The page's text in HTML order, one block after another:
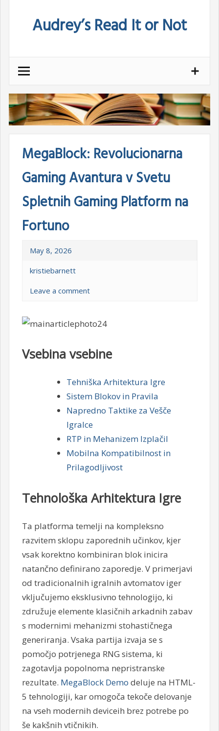
Audrey’s Read It or Not
MegaBlock: Revolucionarna
Gaming Avantura v Svetu
Spletnih Gaming Platform na
Fortuno
May 8, 2026
kristiebarnett
Leave a comment
Vsebina vsebine
Tehniška Arhitektura Igre
Sistem Blokov in Pravila
Napredno Taktike za Vešče
Igralce
RTP in Mehanizem Izplačil
Mobilna Kompatibilnost in
Prilagodljivost
Tehnološka Arhitektura Igre
Ta platforma temelji na kompleksno
razvitem sklopu zaporednih učinkov, kjer
vsak korektno kombiniran blok inicira
natančno definirano zaporedje. V primerjavi
od tradicionalnih igralnih avtomatov iger
vključujemo eksklusivno tehnologijo, ki
združuje elemente klasičnih arkadnih zabav
s modernimi mehanizmi stohastičnega
generiranja. Vsaka partija izvaja se s
pomočjo potrjenega RNG sistema, ki
zagotavlja popolnoma nepristranske
rezultate. MegaBlock Demo deluje na HTML-
5 tehnologiji, kar omogoča tekoče delovanje
na vseh modernih deviceih brez potrebe po
še kakšnih vtičnikih.